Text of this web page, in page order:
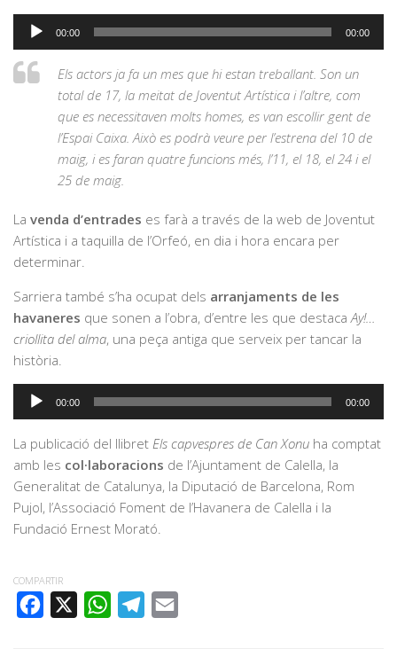
Reproductor
00:00 00:00
Els actors ja fa un mes que hi estan treballant. Son un
total de 17, la meitat de Joventut Artística i l’altre, com
que es necessitaven molts homes, es van escollir gent de
l’Espai Caixa. Això es podrà veure per l’estrena del 10 de
maig, i es faran quatre funcions més, l’11, el 18, el 24 i el
25 de maig.
La venda d’entrades es farà a través de la web de Joventut
Artística i a taquilla de l’Orfeó, en dia i hora encara per
determinar.
Sarriera també s’ha ocupat dels arranjaments de les
havaneres que sonen a l’obra, d’entre les que destaca Ay!…
criollita del alma, una peça antiga que serveix per tancar la
història.
Reproductor
00:00 00:00
La publicació del llibret Els capvespres de Can Xonu ha comptat
amb les col·laboracions de l’Ajuntament de Calella, la
Generalitat de Catalunya, la Diputació de Barcelona, Rom
Pujol, l’Associació Foment de l’Havanera de Calella i la
Fundació Ernest Morató.
COMPARTIR
FACEBOOK
WHATSAPPTELEGRAM